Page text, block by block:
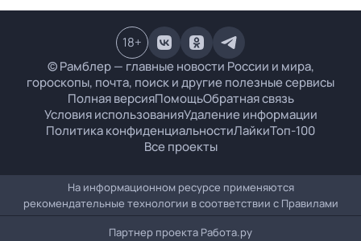
© Рамблер — главные новости России и мира,
гороскопы, почта, поиск и другие полезные сервисы
Полная версияПомощьОбратная связь
Условия использованияУдаление информации
Политика конфиденциальностиЛайкиТоп-100
Все проекты
18+
На информационном ресурсе применяются
рекомендательные технологии в соответствии с Правилами
Партнер проекта Работа.ру